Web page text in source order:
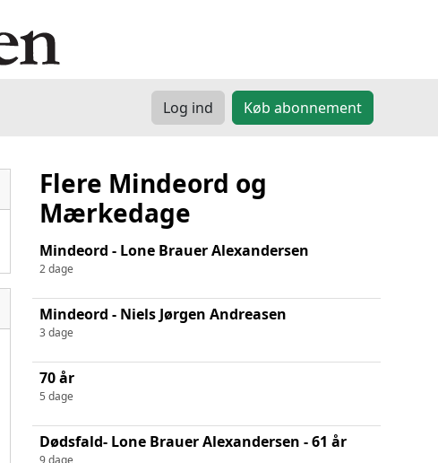
Log ind Køb abonnement
Flere Mindeord og
Mærkedage
Mindeord - Lone Brauer Alexandersen
2 dage
Mindeord - Niels Jørgen Andreasen
3 dage
70 år
5 dage
Dødsfald- Lone Brauer Alexandersen - 61 år
9 dage